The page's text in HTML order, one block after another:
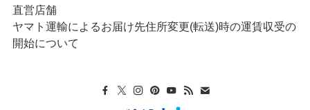
直営店舗
ヤマト運輸によるお届け先住所変更(転送)時の運賃収受の
開始について